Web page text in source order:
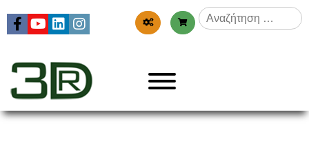
Αναζήτηση
για:
3dr